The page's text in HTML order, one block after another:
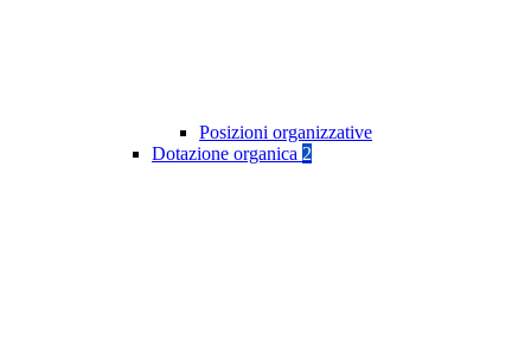
Posizioni organizzative
Dotazione organica 2